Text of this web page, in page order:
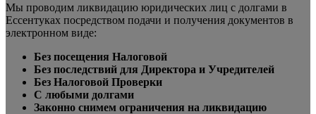
Мы проводим ликвидацию юридических лиц с долгами в
Ессентуках посредством подачи и получения документов в
электронном виде:
Без посещения Налоговой
Без последствий для Директора и Учредителей
Без Налоговой Проверки
С любыми долгами
Законно снимем ограничения на ликвидацию